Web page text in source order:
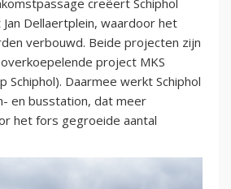
creëert Schiphol
Dellaertplein, waardoor het
verbouwd. Beide projecten zijn
project MKS
Schiphol). Daarmee werkt Schiphol
en busstation, dat meer
het fors gegroeide aantal